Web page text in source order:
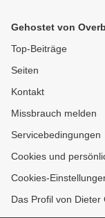
Gehostet von
Top-Beiträge
Seiten
Kontakt
Missbrauch melden
Servicebedingungen
Cookies und
Cookies-
Das Profil von